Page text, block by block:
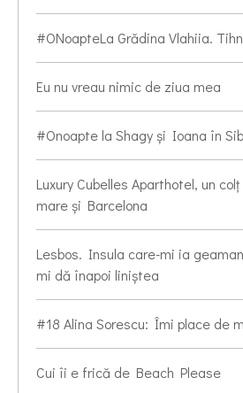
#ONoapteLa Grădina Vlahiia.
Eu nu vreau nimic de ziua mea
#Onoapte la Shagy și Ioana în
Luxury Cubelles Aparthotel, un
mare și Barcelona
Lesbos. Insula care-mi ia
mi dă înapoi liniștea
#18 Alina Sorescu: Îmi place de
Cui îi e frică de Beach Please